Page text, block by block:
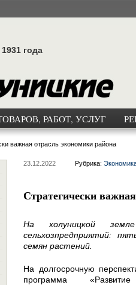
года
РАБОТ, УСЛУГ
важная отрасль экономики района
23.12.2022 Рубрика:
Стратегически
На холуницкой
сельхозпредприятий:
семян растений.
На долгосрочную
программа